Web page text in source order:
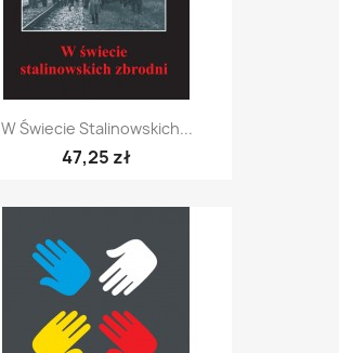
W Świecie Stalinowskich...
47,25 zł